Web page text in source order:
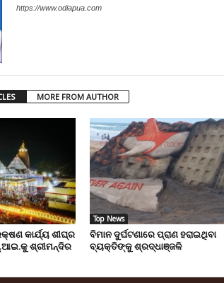
https://www.odiapua.com
MORE FROM AUTHOR
କାର୍ଯ୍ୟ ଶୀଘ୍ର
ଶ୍ରୀମନ୍ଦିର
Top News
ବିମାନ ଦୁର୍ଘଟଣାରେ ପ୍ରାଣ ହରାଇଥିବା
ବ୍ୟକ୍ତିଙ୍କୁ ଶ୍ରଦ୍ଧାଞ୍ଜଳି